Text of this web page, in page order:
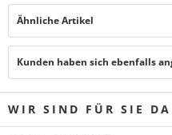
Ähnliche Artikel
Kunden haben sich ebenfalls
WIR SIND FÜR SIE DA